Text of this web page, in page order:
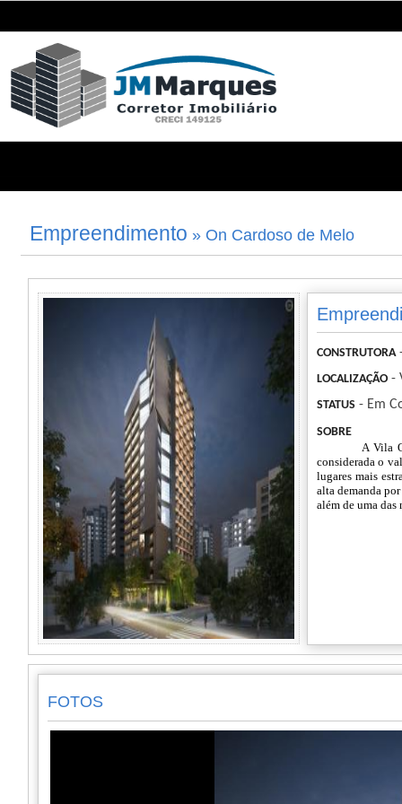
Empreendimento » On Cardoso de Melo
CONSTRUTORA
LOCALIZAÇÃO-
STATUS - Em
SOBRE
A Vila
considerada o
lugares mais
alta demanda
além de uma das
FOTOS